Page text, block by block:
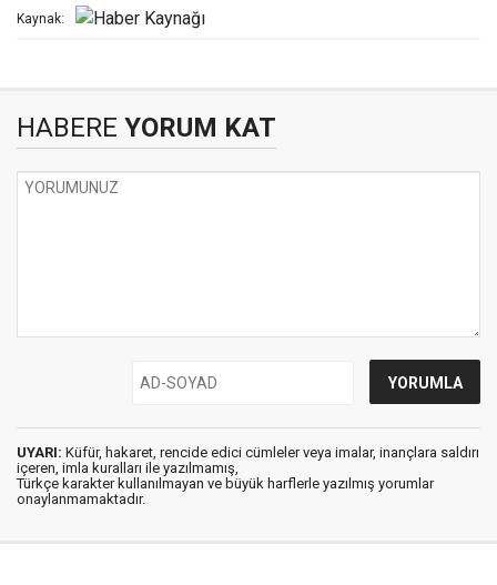
Kaynak:
HABERE YORUM KAT
UYARI: Küfür, hakaret, rencide edici cümleler veya imalar, inançlara saldırı
içeren, imla kuralları ile yazılmamış,
Türkçe karakter kullanılmayan ve büyük harflerle yazılmış yorumlar
onaylanmamaktadır.